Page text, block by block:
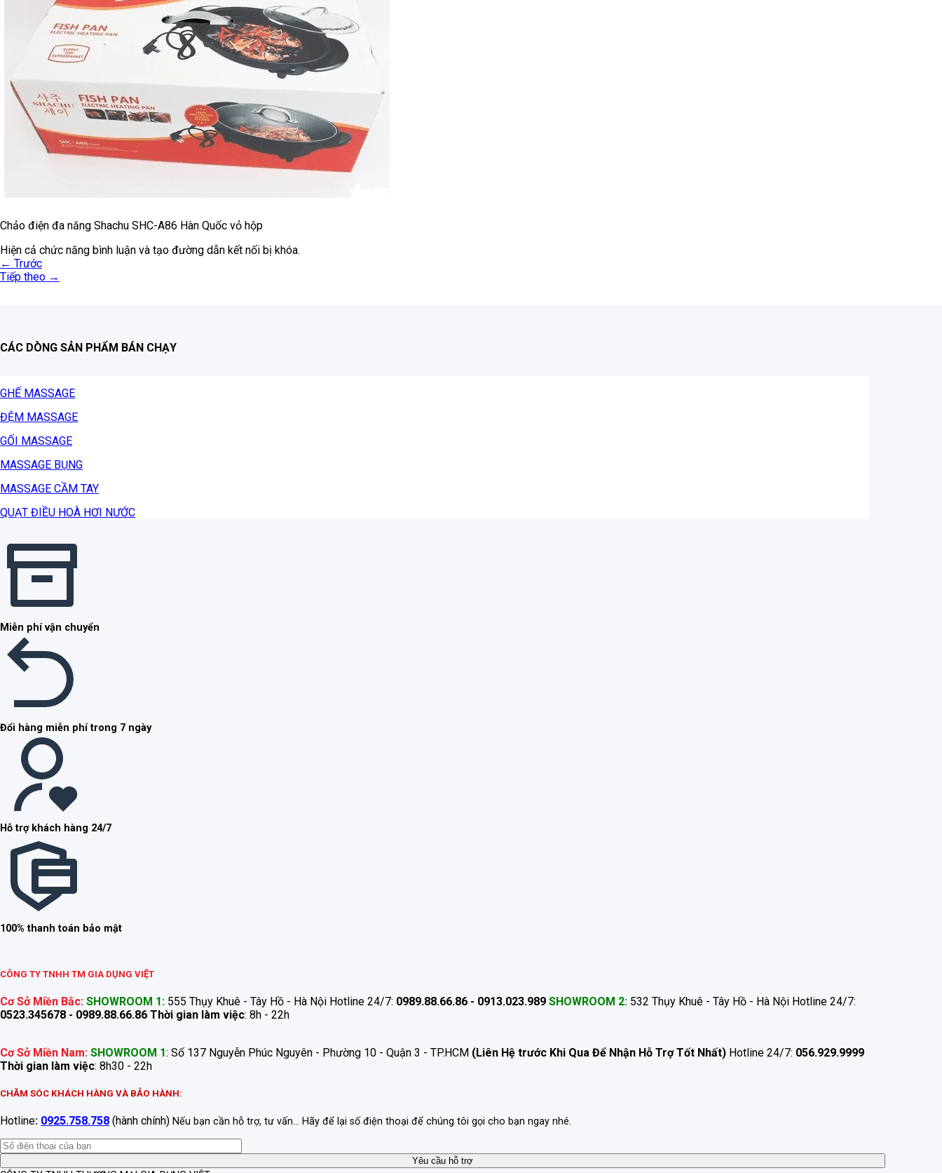
Chảo điện đa năng Shachu SHC-A86 Hàn Quốc vỏ hộp
Hiện cả chức năng bình luận và tạo đường dẫn kết nối bị khóa.
← Trước
Tiếp theo →
CÁC DÒNG SẢN PHẨM BÁN CHẠY
GHẾ MASSAGE
ĐỆM MASSAGE
GỐI MASSAGE
MASSAGE BỤNG
MASSAGE CẦM TAY
QUẠT ĐIỀU HOÀ HƠI NƯỚC
Miễn phí vận chuyển
Đổi hàng miễn phí trong 7 ngày
Hỗ trợ khách hàng 24/7
100% thanh toán bảo mật
CÔNG TY TNHH TM GIA DỤNG VIỆT
Cơ Sở Miền Bắc: SHOWROOM 1: 555 Thụy Khuê - Tây Hồ - Hà Nội Hotline 24/7: 0989.88.66.86 - 0913.023.989 SHOWROOM 2: 532 Thụy Khuê - Tây Hồ - Hà Nội Hotline 24/7:
0523.345678 - 0989.88.66.86 Thời gian làm việc: 8h - 22h
Cơ Sở Miền Nam: SHOWROOM 1: Số 137 Nguyễn Phúc Nguyên - Phường 10 - Quận 3 - TP.HCM (Liên Hệ trước Khi Qua Để Nhận Hỗ Trợ Tốt Nhất) Hotline 24/7: 056.929.9999
Thời gian làm việc: 8h30 - 22h
CHĂM SÓC KHÁCH HÀNG VÀ BẢO HÀNH:
Hotline: 0925.758.758 (hành chính) Nếu bạn cần hỗ trợ, tư vấn... Hãy để lại số điện thoại để chúng tôi gọi cho bạn ngay nhé.